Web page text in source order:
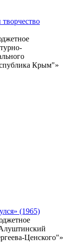
Крым"»
(1965)
Ценского"»